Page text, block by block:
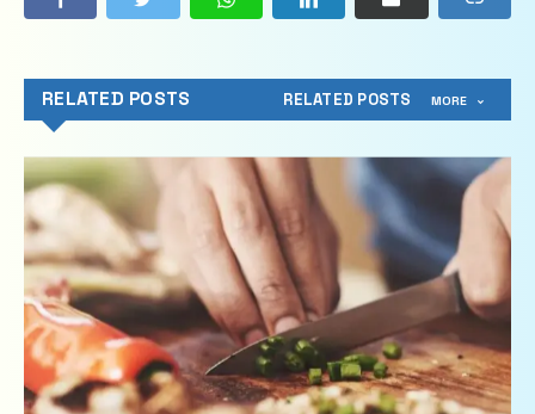
RELATED POSTS RELATED POSTS MORE